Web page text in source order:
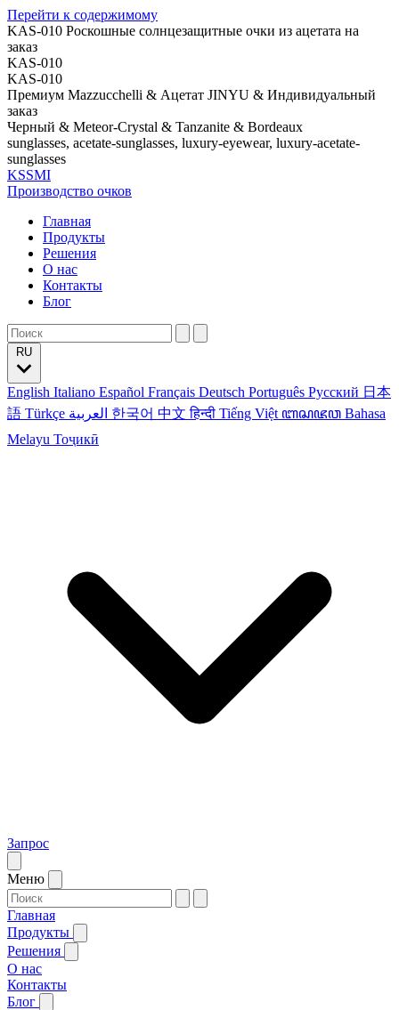
Перейти к содержимому
KAS-010 Роскошные солнцезащитные очки из ацетата на
заказ
KAS-010
KAS-010
Премиум Mazzucchelli & Ацетат JINYU & Индивидуальный
заказ
Черный & Meteor-Crystal & Tanzanite & Bordeaux
sunglasses, acetate-sunglasses, luxury-eyewear, luxury-acetate-
sunglasses
KSSMI
Производство очков
Главная
Продукты
Решения
О нас
Контакты
Блог
English Italiano Español Français Deutsch Português Русский 日本
語 Türkçe 한국어 中文हिन्दी Tiếng Việt ꦧꦱꦗꦮ Bahasa
Melayu Тоҷикӣ
Запрос
Меню
Главная
Продукты
Решения
О нас
Контакты
Блог